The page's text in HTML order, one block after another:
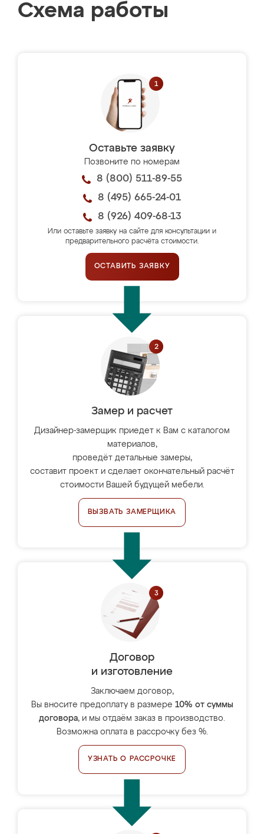
Схема работы
Оставьте заявку
Позвоните по номерам
8 (800) 511-89-55
8 (495) 665-24-01
8 (926) 409-68-13
Или оставьте заявку на сайте для консультации и
предварительного расчёта стоимости.
ОСТАВИТЬ ЗАЯВКУ
Замер и расчет
Дизайнер-замерщик приедет к Вам с каталогом
материалов,
проведёт детальные замеры,
составит проект и сделает окончательный расчёт
стоимости Вашей будущей мебели.
ВЫЗВАТЬ ЗАМЕРЩИКА
Договор
и изготовление
Заключаем договор,
Вы вносите предоплату в размере 10% от суммы
договора, и мы отдаём заказ в производство.
Возможна оплата в рассрочку без %.
УЗНАТЬ О РАССРОЧКЕ